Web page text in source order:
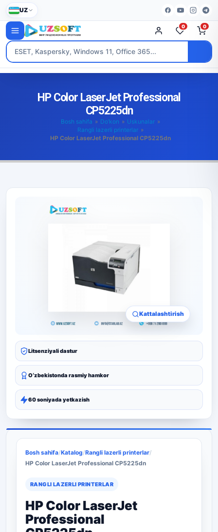
UZ
0 0
HP Color LaserJet Professional
CP5225dn
Bosh sahifa » Do’kon » Uskunalar »
Rangli lazerli printerlar »
HP Color LaserJet Professional CP5225dn
Kattalashtirish
Litsenziyali dastur
Oʻzbekistonda rasmiy hamkor
60 soniyada yetkazish
Bosh sahifa/Katalog/Rangli lazerli printerlar/
HP Color LaserJet Professional CP5225dn
RANGLI LAZERLI PRINTERLAR
HP Color LaserJet
Professional